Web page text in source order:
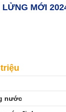
LỬNG MỚI
nước